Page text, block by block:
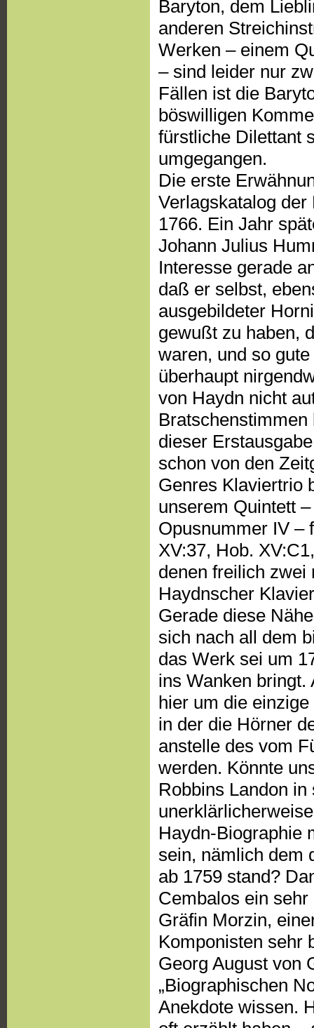
Baryton, dem
anderen
Werken – einem
– sind leider nur
Fällen ist die
böswilligen
fürstliche Dilettant
umgegangen.
Die erste
Verlagskatalog
1766. Ein Jahr
Johann Julius
Interesse gerade
daß er selbst,
ausgebildeter
gewußt zu haben,
waren, und so
überhaupt
von Haydn nicht
dieser
schon von den
Genres Klaviertrio
unserem Quintett
Opusnummer IV –
XV:37, Hob.
denen freilich zwei
Haydnscher
Gerade diese
sich nach all dem
das Werk sei um
ins Wanken
hier um die
in der die Hörner
anstelle des vom
werden. Könnte
Robbins Landon
Haydn-Biographie
sein, nämlich dem
ab 1759 stand?
Cembalos ein
Gräfin Morzin,
Komponisten sehr
Georg August von
„Biographischen
Anekdote wissen.